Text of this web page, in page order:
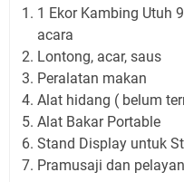
1 Ekor Kambing Utuh
acara
Lontong, acar, saus
Peralatan makan
Alat hidang ( belum
Alat Bakar Portable
Stand Display untuk
Pramusaji dan